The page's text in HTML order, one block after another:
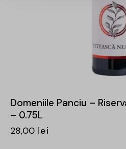
Domeniile Panciu –
– 0.75L
28,00 lei